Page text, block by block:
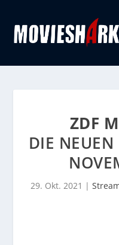
ZDF
DIE
29. Okt. 2021 |